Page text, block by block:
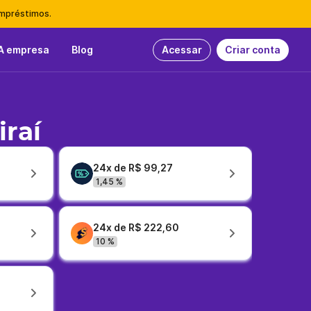
empresa Blog Acessar Criar conta
24x de R$ 99,27
1,45 %
24x de R$ 222,60
10 %